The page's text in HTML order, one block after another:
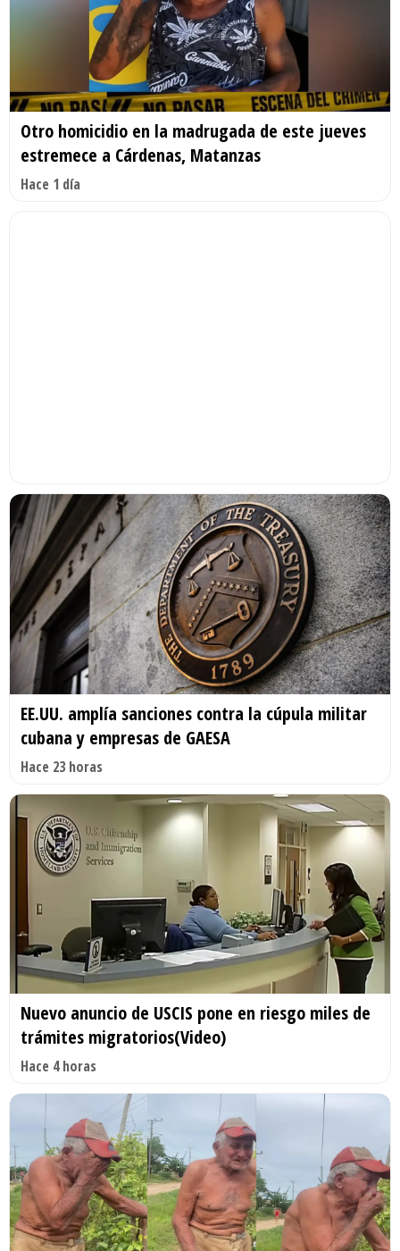
Otro homicidio en la madrugada de este jueves
estremece a Cárdenas, Matanzas
Hace 1 día
EE.UU. amplía sanciones contra la cúpula militar
cubana y empresas de GAESA
Hace 23 horas
Nuevo anuncio de USCIS pone en riesgo miles de
trámites migratorios(Video)
Hace 4 horas